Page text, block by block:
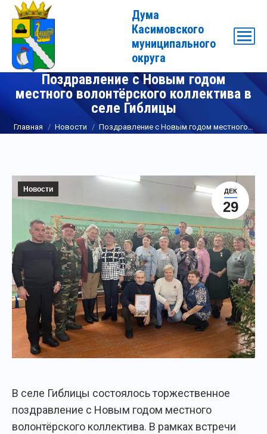
Дума
Касимовского
муниципального
округа
Поздравление с Новым годом
местного волонтёрского коллектива в
селе Гиблицы
Вы здесь:
Главная Новости Поздравление с Новым годом местного…
ДЕК
29
Новости
В селе Гиблицы состоялось торжественное
поздравление с Новым годом местного
волонтёрского коллектива. В рамках встречи